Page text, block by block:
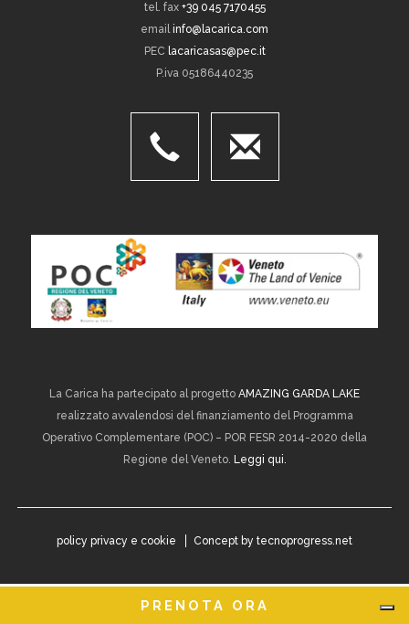
PRENOTA ORA
tel. fax +39 045 7170455
emailinfo@lacarica.com
PEC lacaricasas@pec.it
P.iva 05186440235
La Carica ha partecipato al progetto AMAZING GARDA LAKE
realizzato avvalendosi del finanziamento del Programma
Operativo Complementare (POC) – POR FESR 2014-2020 della
Regione del Veneto. Leggi qui.
policy privacy e cookie Concept by tecnoprogress.net